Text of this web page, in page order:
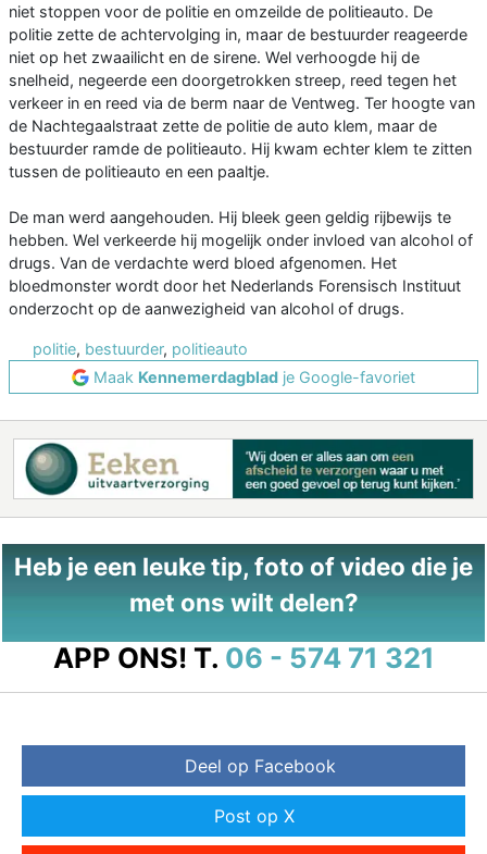
niet stoppen voor de politie en omzeilde de politieauto. De
politie zette de achtervolging in, maar de bestuurder reageerde
niet op het zwaailicht en de sirene. Wel verhoogde hij de
snelheid, negeerde een doorgetrokken streep, reed tegen het
verkeer in en reed via de berm naar de Ventweg. Ter hoogte van
de Nachtegaalstraat zette de politie de auto klem, maar de
bestuurder ramde de politieauto. Hij kwam echter klem te zitten
tussen de politieauto en een paaltje.
De man werd aangehouden. Hij bleek geen geldig rijbewijs te
hebben. Wel verkeerde hij mogelijk onder invloed van alcohol of
drugs. Van de verdachte werd bloed afgenomen. Het
bloedmonster wordt door het Nederlands Forensisch Instituut
onderzocht op de aanwezigheid van alcohol of drugs.
politie, bestuurder, politieauto
Maak Kennemerdagblad je Google-favoriet
Heb je een leuke tip, foto of video die je
met ons wilt delen?
APP ONS! T. 06 - 574 71 321
Deel op Facebook
Post op X